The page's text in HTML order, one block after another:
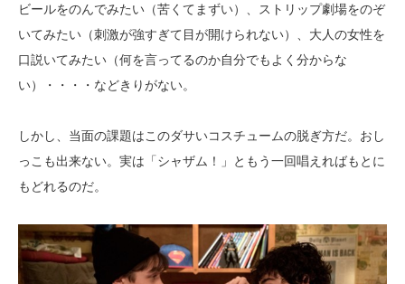
ビールをのんでみたい（苦くてまずい）、ストリップ劇場をのぞ
いてみたい（刺激が強すぎて目が開けられない）、大人の女性を
口説いてみたい（何を言ってるのか自分でもよく分からな
い）・・・・などきりがない。
しかし、当面の課題はこのダサいコスチュームの脱ぎ方だ。おし
っこも出来ない。実は「シャザム！」ともう一回唱えればもとに
もどれるのだ。